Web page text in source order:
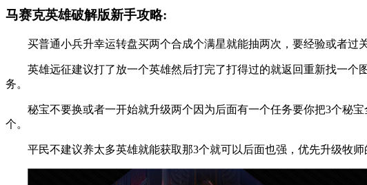
马赛克英雄破解版新手攻略:
买普通小兵升幸运转盘买两个合成个满星就能抽两次，要经验或者过
英雄远征建议打了放一个英雄然后打完了打得过的就返回重新找一个
务。
秘宝不要换或者一开始就升级两个因为后面有一个任务要你把3个秘宝
个。
平民不建议养太多英雄就能获取那3个就可以后面也强，优先升级牧师